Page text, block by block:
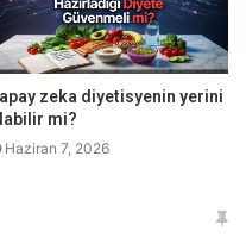
ani daralmasına
alırken olan hırıltı
sabaha doğru daha fazla
1-2 saat sonra başlar
zeka diyetisyenin yerini
mi?
Haziran 7, 2026